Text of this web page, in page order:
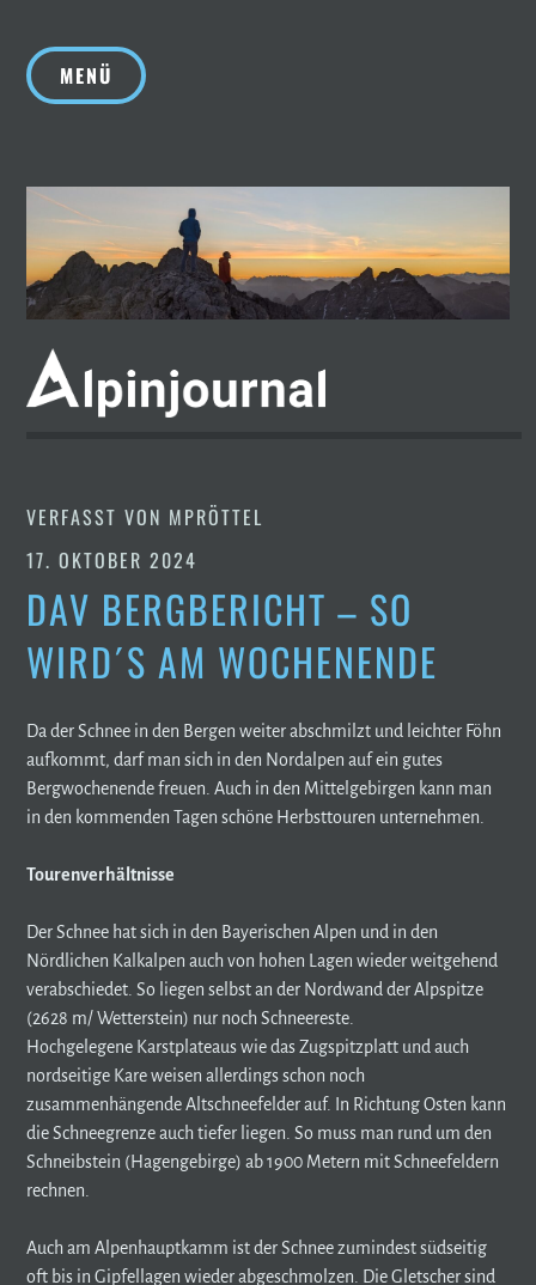
springen
MENÜ
VERFASST VON MPRÖTTEL
17. OKTOBER 2024
DAV BERGBERICHT – SO
WIRD´S AM WOCHENENDE
Da der Schnee in den Bergen weiter abschmilzt und leichter Föhn
aufkommt, darf man sich in den Nordalpen auf ein gutes
Bergwochenende freuen. Auch in den Mittelgebirgen kann man
in den kommenden Tagen schöne Herbsttouren unternehmen.
Tourenverhältnisse
Der Schnee hat sich in den Bayerischen Alpen und in den
Nördlichen Kalkalpen auch von hohen Lagen wieder weitgehend
verabschiedet. So liegen selbst an der Nordwand der Alpspitze
(2628 m/ Wetterstein) nur noch Schneereste.
Hochgelegene Karstplateaus wie das Zugspitzplatt und auch
nordseitige Kare weisen allerdings schon noch
zusammenhängende Altschneefelder auf. In Richtung Osten kann
die Schneegrenze auch tiefer liegen. So muss man rund um den
Schneibstein (Hagengebirge) ab 1900 Metern mit Schneefeldern
rechnen.
Auch am Alpenhauptkamm ist der Schnee zumindest südseitig
oft bis in Gipfellagen wieder abgeschmolzen. Die Gletscher sind